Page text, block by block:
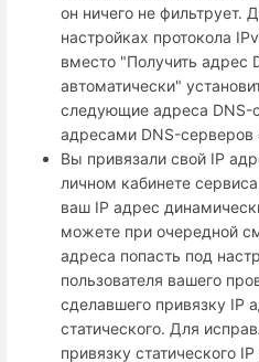
он ничего не фильтрует.
настройках протокола
вместо "Получить адрес
автоматически"
следующие адреса DNS-
адресами DNS-серверов
Вы привязали свой IP
личном кабинете
ваш IP адрес
можете при очередной
адреса попасть под
пользователя вашего
сделавшего привязку IP
статического. Для
привязку статического